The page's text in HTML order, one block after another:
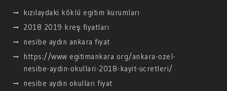
kızılaydaki köklü egitim kurumları
2018 2019 kreş fiyatları
nesibe aydın ankara fiyat
https://www egitimankara org/ankara-ozel-
nesibe-aydin-okullari-2018-kayit-ucretleri/
nesibe aydın okulları fiyat